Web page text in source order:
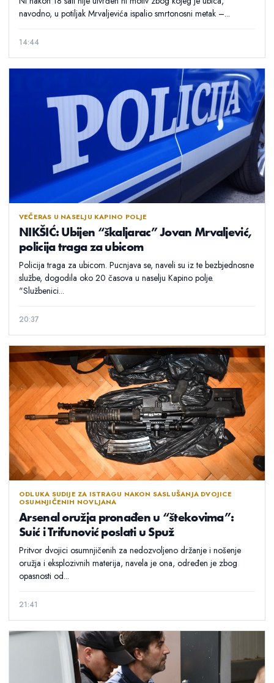
navodno, u potiljak Mrvaljevića ispalio smrtonosni metak –...
14:44
VEČERAS U NASELJU KAPINO POLJE
NIKŠIĆ: Ubijen “škaljarac” Jovan Mrvaljević,
policija traga za ubicom
Policija traga za ubicom. Pucnjava se, naveli su iz te bezbjednosne
službe, dogodila oko 20 časova u naselju Kapino polje.
"Službenici...
20:37
ODLUKA SUDIJE ZA ISTRAGU NAKON SASLUŠANJA DVOJICE
OSUMNJIČENIH NOVLJANA
Arsenal oružja pronađen u “štekovima”:
Suić i Trifunović poslati u Spuž
Pritvor dvojici osumnjičenih za nedozvoljeno držanje i nošenje
oružja i eksplozivnih materija, navela je ona, određen je zbog
opasnosti od...
21:41